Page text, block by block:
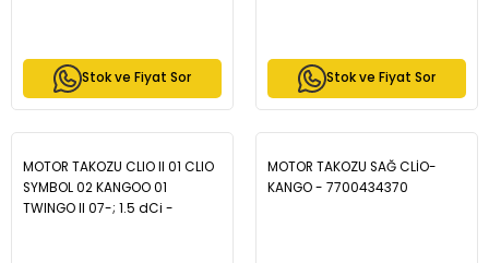
1998-2005/ 2.0 16v 1998-
2005 - 34-3513Stok ve Fiyat Sor
(BB0/1/2,CB0/1/2) 1.6i 1998-
2005 - 34-3501Stok ve Fiyat Sor
MOTOR TAKOZU CLIO II 01 CLIO
SYMBOL 02 KANGOO 01
TWINGO II 07-; 1.5 dCi -
MOTOR TAKOZU SAĞ CLİO-
KANGO - 7700434370